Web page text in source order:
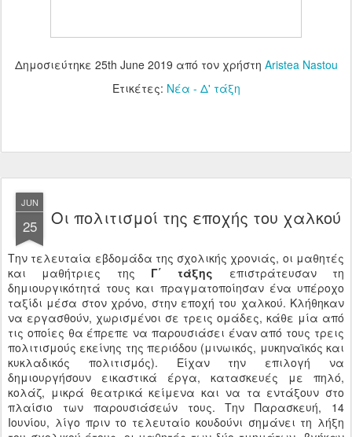
Δημοσιεύτηκε 25th June 2019 από τον χρήστη Aristea Nastou
Ετικέτες: Νέα - Δ' τάξη
JUN
25 Οι πολιτισμοί της εποχής του χαλκού
Την τελευταία εβδομάδα της σχολικής χρονιάς, οι μαθητές
και μαθήτριες της Γ΄ τάξης επιστράτευσαν τη
δημιουργικότητά τους και πραγματοποίησαν ένα υπέροχο
ταξίδι μέσα στον χρόνο, στην εποχή του χαλκού. Κλήθηκαν
να εργασθούν, χωρισμένοι σε τρεις ομάδες, κάθε μία από
τις οποίες θα έπρεπε να παρουσιάσει έναν από τους τρεις
πολιτισμούς εκείνης της περιόδου (μινωικός, μυκηναϊκός και
κυκλαδικός πολιτισμός). Είχαν την επιλογή να
δημιουργήσουν εικαστικά έργα, κατασκευές με πηλό,
κολάζ, μικρά θεατρικά κείμενα και να τα εντάξουν στο
πλαίσιο των παρουσιάσεών τους. Την Παρασκευή, 14
Ιουνίου, λίγο πριν το τελευταίο κουδούνι σημάνει τη λήξη